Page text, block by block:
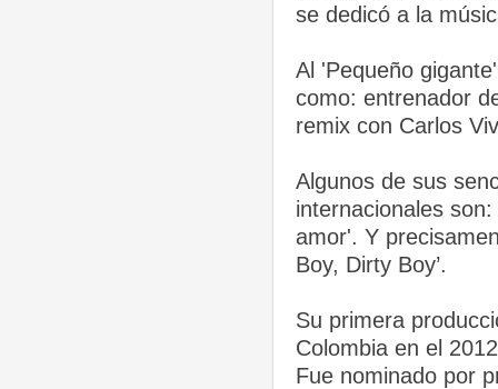
se dedicó a la
Al 'Pequeño
como: entrenador
remix con Carlos
Algunos de sus
internacionales
amor'. Y
Boy, Dirty Boy’.
Su primera
Colombia en el
Fue nominado por